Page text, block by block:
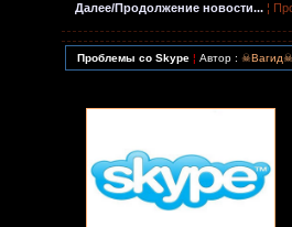
Далее/Продолжение новости... ¦
Проблемы со Skype ¦ Автор :